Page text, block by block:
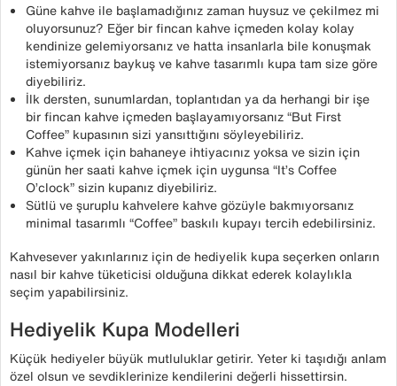
Güne kahve ile başlamadığınız zaman huysuz ve çekilmez mi
oluyorsunuz? Eğer bir fincan kahve içmeden kolay kolay
kendinize gelemiyorsanız ve hatta insanlarla bile konuşmak
istemiyorsanız baykuş ve kahve tasarımlı kupa tam size göre
diyebiliriz.
İlk dersten, sunumlardan, toplantıdan ya da herhangi bir işe
bir fincan kahve içmeden başlayamıyorsanız “But First
Coffee” kupasının sizi yansıttığını söyleyebiliriz.
Kahve içmek için bahaneye ihtiyacınız yoksa ve sizin için
günün her saati kahve içmek için uygunsa “It’s Coffee
O’clock” sizin kupanız diyebiliriz.
Sütlü ve şuruplu kahvelere kahve gözüyle bakmıyorsanız
minimal tasarımlı “Coffee” baskılı kupayı tercih edebilirsiniz.
Kahvesever yakınlarınız için de hediyelik kupa seçerken onların
nasıl bir kahve tüketicisi olduğuna dikkat ederek kolaylıkla
seçim yapabilirsiniz.
Hediyelik Kupa Modelleri
Küçük hediyeler büyük mutluluklar getirir. Yeter ki taşıdığı anlam
özel olsun ve sevdiklerinize kendilerini değerli hissettirsin.